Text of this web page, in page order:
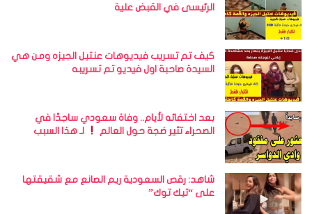
الرئيسى في القبض علية
كيف تم تسريب فيديوهات عنتيل الجيزه ومن هي
السيدة صاحبة اول فيديو تم تسريبه
بعد اختفائه لأيام.. وفاة سعودي ساجدًا في
الصحراء تثير ضجة حول العالم
لـ هذا السبب
شاهد: رقص السعودية ريم الصانع مع شقيقتها
على “تيك توك”